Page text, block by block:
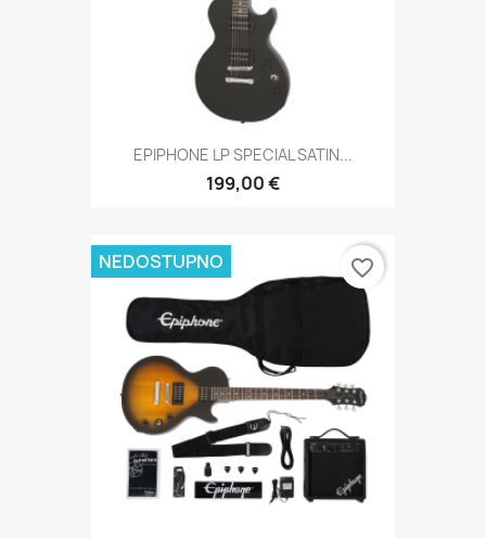
EPIPHONE LP SPECIAL SATIN...
199,00 €
NEDOSTUPNO favorite_border